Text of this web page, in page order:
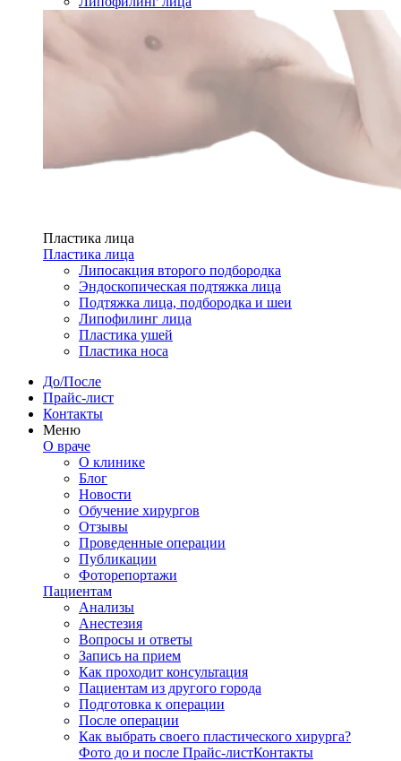
Пластика лица
Пластика лица
Липосакция второго подбородка
Эндоскопическая подтяжка лица
Подтяжка лица, подбородка и шеи
Липофилинг лица
Пластика ушей
Пластика носа
До/После
Прайс-лист
Контакты
Меню
О враче
О клинике
Блог
Новости
Обучение хирургов
Отзывы
Проведенные операции
Публикации
Фоторепортажи
Пациентам
Анализы
Анестезия
Вопросы и ответы
Запись на прием
Как проходит консультация
Пациентам из другого города
Подготовка к операции
После операции
Как выбрать своего пластического хирурга?
Фото до и после Прайс-листКонтакты